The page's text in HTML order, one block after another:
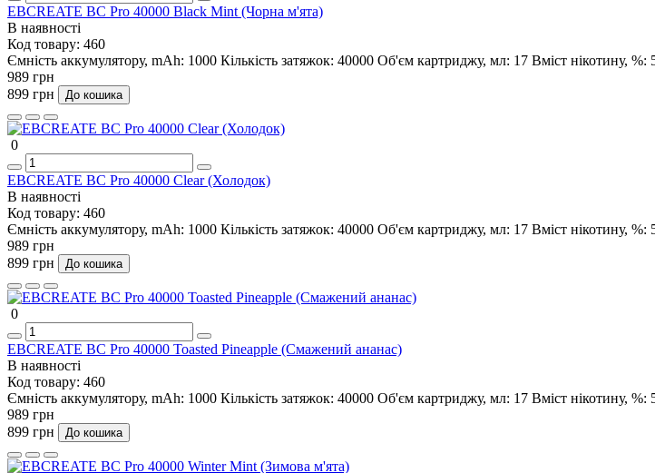
EBCREATE BC Pro 40000 Black Mint (Чорна м'ята)
В наявності
Код товару: 460
Ємність аккумулятору, mAh: 1000 Кількість затяжок: 40000 Об'єм картриджу, мл: 17 Вміст нікотину, %:
989 грн
899 грн
До кошика
0
EBCREATE BC Pro 40000 Clear (Холодок)
В наявності
Код товару: 460
Ємність аккумулятору, mAh: 1000 Кількість затяжок: 40000 Об'єм картриджу, мл: 17 Вміст нікотину, %:
989 грн
899 грн
До кошика
0
EBCREATE BC Pro 40000 Toasted Pineapple (Смажений ананас)
В наявності
Код товару: 460
Ємність аккумулятору, mAh: 1000 Кількість затяжок: 40000 Об'єм картриджу, мл: 17 Вміст нікотину, %:
989 грн
899 грн
До кошика